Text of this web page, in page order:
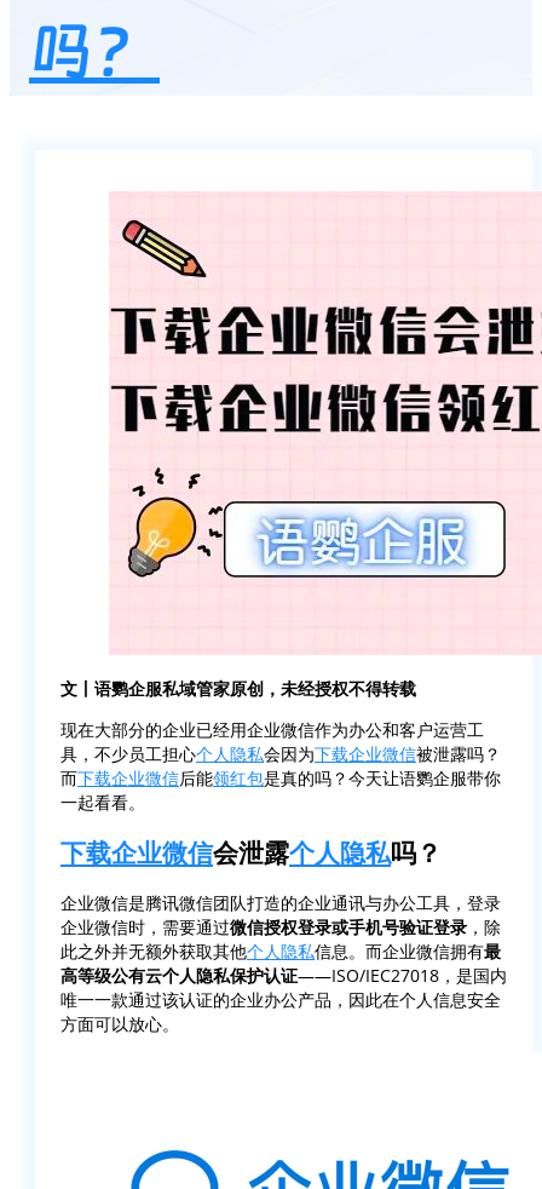
吗？
文丨语鹦企服私域管家原创，未经授权不得转载
现在大部分的企业已经用企业微信作为办公和客户运营工
具，不少员工担心个人隐私会因为下载企业微信被泄露吗？
而下载企业微信后能领红包是真的吗？今天让语鹦企服带你
一起看看。
下载企业微信会泄露个人隐私吗？
企业微信是腾讯微信团队打造的企业通讯与办公工具，登录
企业微信时，需要通过微信授权登录或手机号验证登录 ，除
此之外并无额外获取其他个人隐私信息。而企业微信拥有最
高等级公有云个人隐私保护认证——ISO/IEC27018，是国内
唯一一款通过该认证的企业办公产品，因此在个人信息安全
方面可以放心。